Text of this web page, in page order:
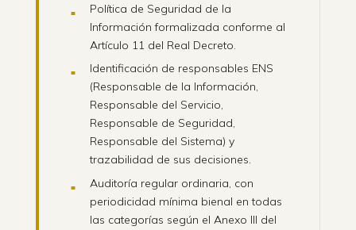
Política de Seguridad de la
Información formalizada conforme al
Artículo 11 del Real Decreto.
Identificación de responsables ENS
(Responsable de la Información,
Responsable del Servicio,
Responsable de Seguridad,
Responsable del Sistema) y
trazabilidad de sus decisiones.
Auditoría regular ordinaria, con
periodicidad mínima bienal en todas
las categorías según el Anexo III del